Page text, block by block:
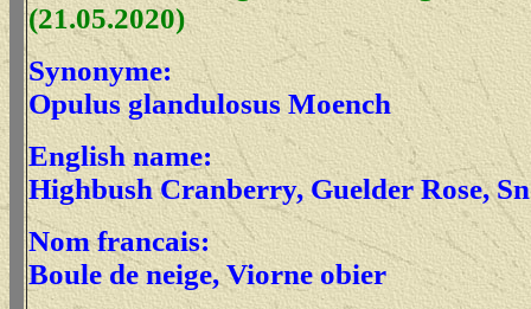
(21.05.2020)
Synonyme:
Opulus glandulosus Moench
English name:
Highbush Cranberry, Guelder Rose,
Nom francais:
Boule de neige, Viorne obier